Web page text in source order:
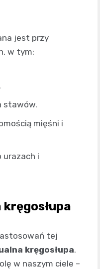
jest przy
w tym:
stawów.
mięśni i
urazach i
tej
kręgosłupa.
w naszym ciele –